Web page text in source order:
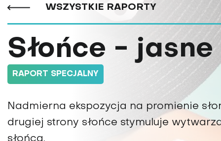
Astma
Autyzm
Bezsenność
Borelioza
Bóle głowy i migreny
Choroba Alzheimera
Choroba Parkinsona
Nowe
Prawa
WSZYSTKIE RAPORTY
Słońce -
RAPORT SPECJALNY
Nadmierna ekspozycja na promienie
drugiej strony słońce stymuluje
słońca.